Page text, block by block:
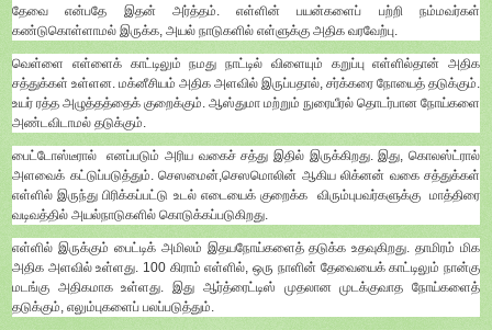
தேவை என்பதே இதன் அர்த்தம். எள்ளின் பயன்களைப் பற்றி நம்மவர்கள்
கண்டுகொள்ளாமல் இருக்க, அயல் நாடுகளில் எள்ளுக்கு அதிக வரவேற்பு.
வெள்ளை எள்ளைக் காட்டிலும் நமது நாட்டில் விளையும் கறுப்பு எள்ளில்தான் அதிக
சத்துக்கள் உள்ளன. மக்னீசியம் அதிக அளவில் இருப்பதால், சர்க்கரை நோயைத் தடுக்கும்.
உயர் ரத்த அழுத்தத்தைக் குறைக்கும். ஆஸ்துமா மற்றும் நுரையீரல் தொடர்பான நோய்களை
அண்டவிடாமல் தடுக்கும்.
பைட்டோஸ்டீரால் எனப்படும் அரிய வகைச் சத்து இதில் இருக்கிறது. இது, கொலஸ்ட்ரால்
அளவைக் கட்டுப்படுத்தும். செஸமைன்,செஸமொலின் ஆகிய லிக்னன் வகை சத்துக்கள்
எள்ளில் இருந்து பிரிக்கப்பட்டு உடல் எடையைக் குறைக்க விரும்புபவர்களுக்கு மாத்திரை
வடிவத்தில் அயல்நாடுகளில் கொடுக்கப்படுகிறது.
எள்ளில் இருக்கும் பைட்டிக் அமிலம் இதயநோய்களைத் தடுக்க உதவுகிறது. தாமிரம் மிக
அதிக அளவில் உள்ளது. 100 கிராம் எள்ளில், ஒரு நாளின் தேவையைக் காட்டிலும் நான்கு
மடங்கு அதிகமாக உள்ளது. இது ஆர்த்ரைட்டிஸ் முதலான முடக்குவாத நோய்களைத்
தடுக்கும், எலும்புகளைப் பலப்படுத்தும்.